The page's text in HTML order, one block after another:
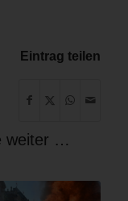
Eintrag teilen
weiter …